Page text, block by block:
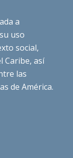
a
uso
social,
Caribe, así
las
de América.